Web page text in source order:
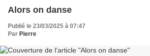
Alors on danse
Publié le 23/03/2025 à 07:47
Par Pierre